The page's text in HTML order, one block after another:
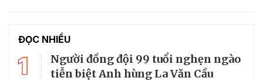
ĐỌC NHIỀU
1
Người đồng đội 99 tuổi nghẹn ngào
tiễn biệt Anh hùng La Văn Cầu